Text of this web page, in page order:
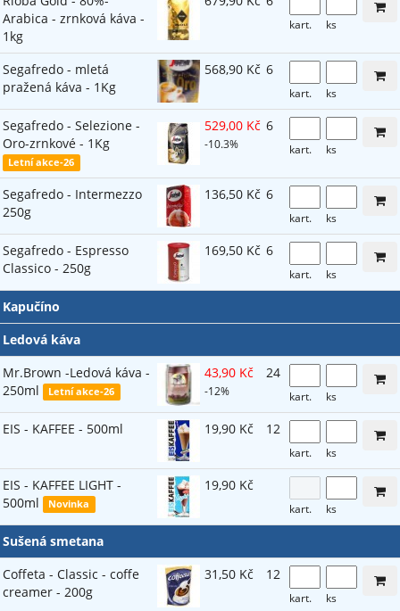
Arabica - zrnková káva -
1kg
kart. ks
Segafredo - mletá
pražená káva - 1Kg
568,90 Kč 6
kart. ks
Segafredo - Selezione -
Oro-zrnkové - 1Kg
Letní akce-26
529,00 Kč
-10.3%
6
kart. ks
Segafredo - Intermezzo
250g
136,50 Kč 6
kart. ks
Segafredo - Espresso
Classico - 250g
169,50 Kč 6
kart. ks
Kapučíno
Ledová káva
Mr.Brown -Ledová káva -
250ml
Letní akce-26
43,90 Kč
-12%
24
kart. ks
EIS - KAFFEE - 500ml 19,90 Kč 12
kart. ks
EIS - KAFFEE LIGHT -
500ml
Novinka
19,90 Kč
kart. ks
Sušená smetana
Coffeta - Classic - coffe
creamer - 200g
31,50 Kč 12
kart. ks